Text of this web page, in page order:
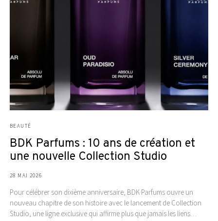
BEAUTÉ
BDK Parfums : 10 ans de création et
une nouvelle Collection Studio
28 MAI 2026
Pour célébrer son dixième anniversaire, BDK Parfums ouvre un
nouveau chapitre de son histoire avec le lancement de Collection
Studio, une ligne exclusive qui affirme plus que jamais les liens…